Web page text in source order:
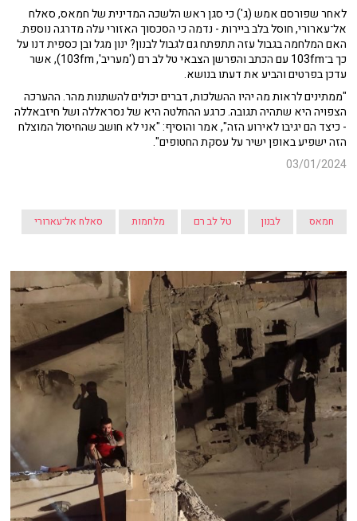
לאחר שפורסם אמש (ג') כי סגן ראש הלשכה המדינית של חמאס, סאלח
אל־עארורי, חוסל בלב ביירות - נדמה כי הסכסוך האזורי עלה מדרגה נוספת.
האם המלחמה בגבול עזה תתפתח גם לגבול לבנון? ינון מגל ובן כספית דנו על
כך ב־103fm עם הכתב והפרשן הצבאי טל לב רם ('מעריב', 103fm), אשר
עדכן בפרטים והביע את דעתו בנושא.
"ממתינים לראות מה יהיו ההשלכות, דברים יכולים להשתנות מהר. ההערכה
הצפויה היא שתהיה תגובה. כרגע ההחלטה היא של נסראללה ושל חיזבאללה
- כיצד הם יגיבו לאירוע הזה", אמר והוסיף: "אני לא חושב שהחיסול המוצלח
הזה ישפיע באופן ישיר על עסקת החטופים".
03/01/2024
חמאס לבנון טל לב רם מלחמות סאלח אל־עארורי